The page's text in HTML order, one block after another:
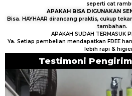
seperti cat
APAKAH BISA DIGUNAKAN
Bisa. HAYHAAR dirancang praktis, cukup
tambahan.
APAKAH SUDAH TERMASUK
Ya. Setiap pembelian mendapatkan FREE
lebih rapi &
Testimoni